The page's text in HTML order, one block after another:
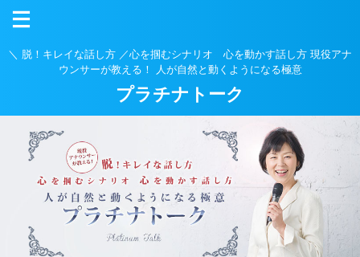
＼ 脱！キレイな話し方 ／心を掴むシナリオ 心を動かす話し方 現役アナ
ウンサーが教える！ 人が自然と動くようになる極意
プラチナトーク